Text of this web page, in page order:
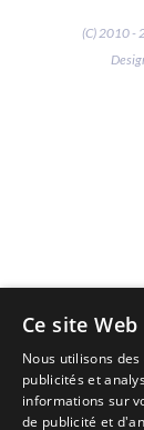
(C) 2010 -
Ce site
Nous utilisons
publicités et
informations sur
de publicité et